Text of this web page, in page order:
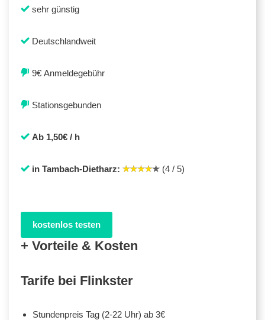
sehr günstig
Deutschlandweit
9€ Anmeldegebühr
Stationsgebunden
Ab 1,50€ / h
in Tambach-Dietharz: (4 / 5)
kostenlos testen
+ Vorteile & Kosten
Tarife bei Flinkster
Stundenpreis Tag (2-22 Uhr) ab 3€